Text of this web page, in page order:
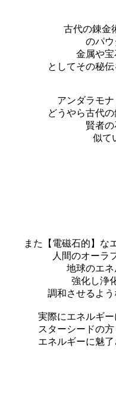
古代の錬金
のパウ
金属や宝
としてその秘
アンダラモ
どうやら古代
賢者
似て
また【電磁石的】な
人間のオーラ
地球のエ
強化し浄
調和させるよう
実際にエネルギ
スターシードの
エネルギーに魅